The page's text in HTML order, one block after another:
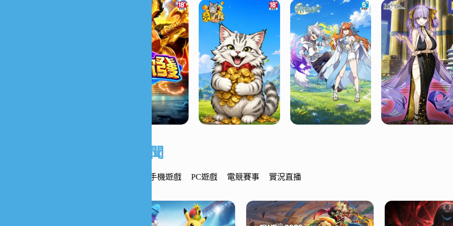
遊戲新聞
手機遊戲 PC遊戲 電競賽事 實況直播